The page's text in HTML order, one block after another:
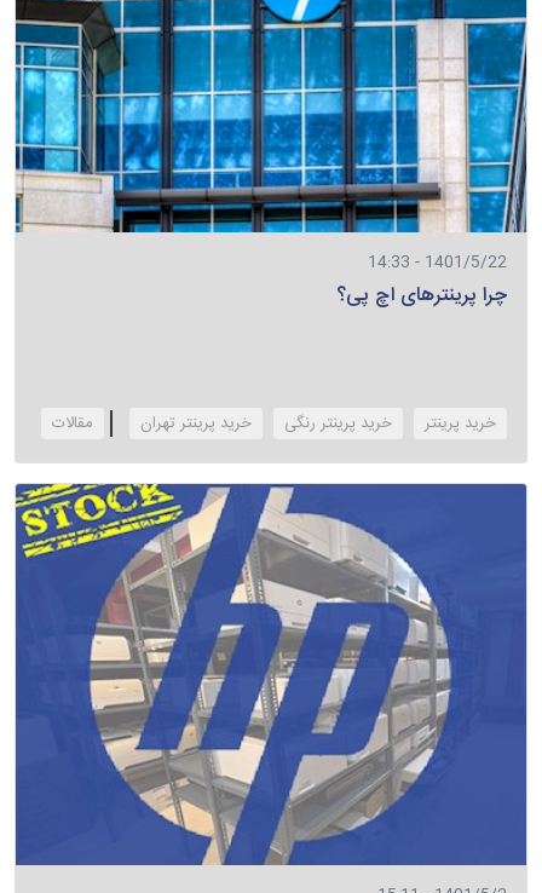
1401/5/22 - 14:33
چرا پرینترهای اچ پی؟
خرید پرینتر خرید پرینتر رنگی خرید پرینتر تهران ‌مقالات